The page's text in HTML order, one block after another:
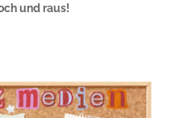
und raus!